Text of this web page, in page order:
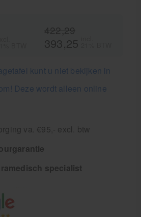
422,29
393,25
kunt u niet bekijken in
Deze wordt alleen online
va. €95,- excl. btw
specialist